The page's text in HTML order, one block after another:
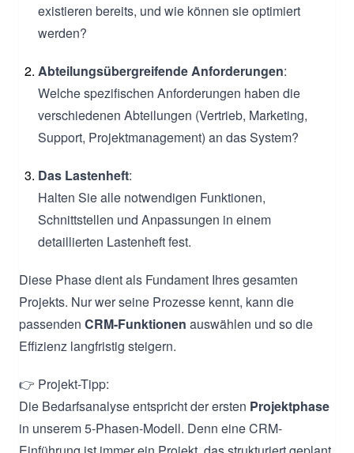
existieren bereits, und wie können sie optimiert
werden?
Abteilungsübergreifende Anforderungen:
Welche spezifischen Anforderungen haben die
verschiedenen Abteilungen (Vertrieb, Marketing,
Support, Projektmanagement) an das System?
Das Lastenheft:
Halten Sie alle notwendigen Funktionen,
Schnittstellen und Anpassungen in einem
detaillierten Lastenheft fest.
Diese Phase dient als Fundament Ihres gesamten
Projekts. Nur wer seine Prozesse kennt, kann die
passenden CRM-Funktionen auswählen und so die
Effizienz langfristig steigern.
👉 Projekt-Tipp:
Die Bedarfsanalyse entspricht der ersten Projektphase
in unserem 5-Phasen-Modell. Denn eine CRM-